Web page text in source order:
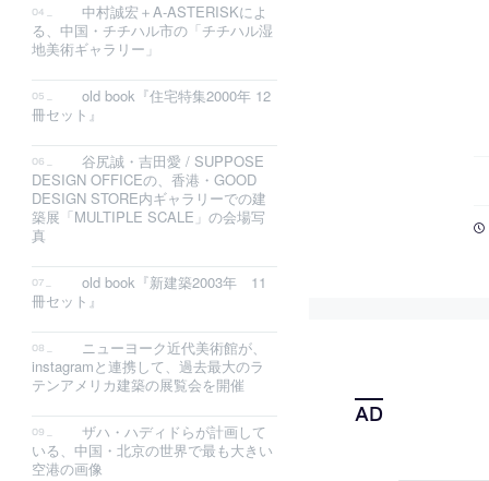
中村誠宏＋A-ASTERISKによ
る、中国・チチハル市の「チチハル湿
地美術ギャラリー」
old book『住宅特集2000年 12
冊セット』
谷尻誠・吉田愛 / SUPPOSE
DESIGN OFFICEの、香港・GOOD
DESIGN STORE内ギャラリーでの建
築展「MULTIPLE SCALE」の会場写
真
old book『新建築2003年 11
冊セット』
ニューヨーク近代美術館が、
instagramと連携して、過去最大のラ
テンアメリカ建築の展覧会を開催
ザハ・ハディドらが計画して
いる、中国・北京の世界で最も大きい
空港の画像